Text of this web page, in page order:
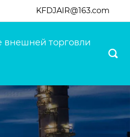
KFDJAIR@163.com
внешней торговли
